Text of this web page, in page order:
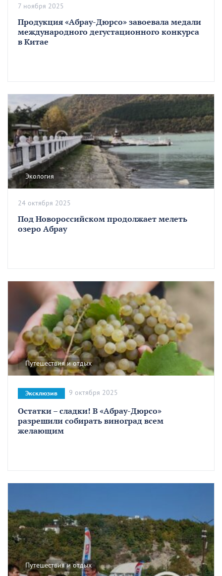
Продукция «Абрау-Дюрсо» завоевала медали
международного дегустационного конкурса
в Китае
7 ноября 2025
Экология
Под Новороссийском продолжает мелеть
озеро Абрау
24 октября 2025
Путешествия и отдых
Остатки – сладки! В «Абрау-Дюрсо»
разрешили собирать виноград всем
желающим
Эксклюзив 9 октября 2025
Путешествия и отдых